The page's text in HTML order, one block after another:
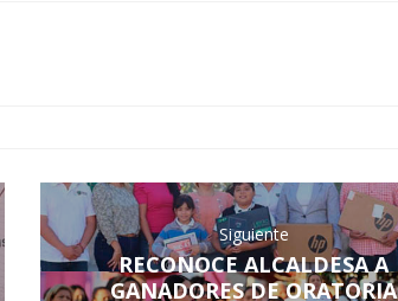
Siguiente
RECONOCE ALCALDESA A
GANADORES DE ORATORIA